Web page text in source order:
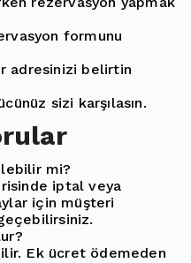
formunu
adresinizi belirtin
sizi karşılasın.
mi?
iptal veya
için müşteri
Ek ücret ödemeden